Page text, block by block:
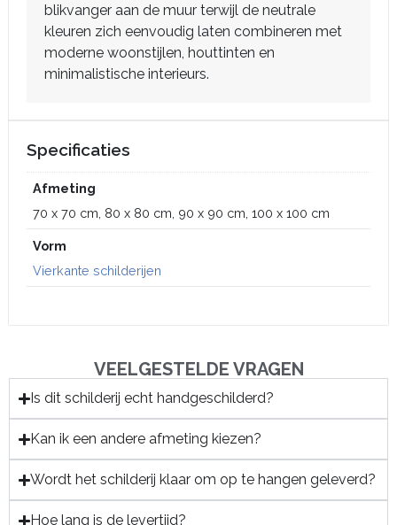
blikvanger aan de muur terwijl de neutrale
kleuren zich eenvoudig laten combineren met
moderne woonstijlen, houttinten en
minimalistische interieurs.
Specificaties
Afmeting
70 x 70 cm, 80 x 80 cm, 90 x 90 cm, 100 x 100 cm
Vorm
Vierkante schilderijen
VEELGESTELDE VRAGEN
Is dit schilderij echt handgeschilderd?
Kan ik een andere afmeting kiezen?
Wordt het schilderij klaar om op te hangen geleverd?
Hoe lang is de levertijd?